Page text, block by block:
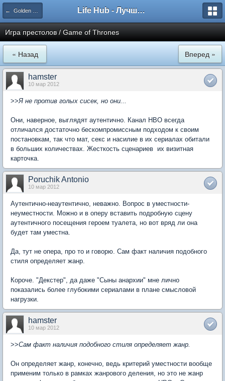
← Golden Globes представляет Life Hub - Лучшие компьютерные игры мира
Игра престолов / Game of Thrones
« Назад Вперед »
hamster
10 мар 2012
>>Я не против голых сисек, но они...
Они, наверное, выглядят аутентично. Канал HBO всегда
отличался достаточно бескомпромиссным подходом к своим
постановкам, так что мат, секс и насилие в их сериалах обитали
в больших количествах. Жесткость сценариев  их визитная
карточка.
Poruchik Antonio
10 мар 2012
Аутентично-неаутентично, неважно. Вопрос в уместности-
неуместности. Можно и в оперу вставить подробную сцену
аутентичного посещения героем туалета, но вот вряд ли она
будет там уместна.
Да, тут не опера, про то и говорю. Сам факт наличия подобного
стиля определяет жанр.
Короче. "Декстер", да даже "Сыны анархии" мне лично
показались более глубокими сериалами в плане смысловой
нагрузки.
hamster
10 мар 2012
>>Сам факт наличия подобного стиля определяет жанр.
Он определяет жанр, конечно, ведь критерий уместности вообще
применим только в рамках жанрового деления, но это не жанр